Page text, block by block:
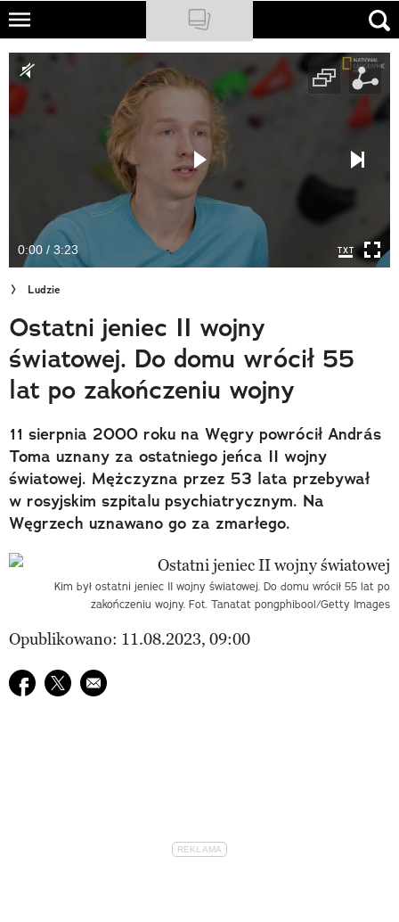
Skip
main
NATIONAL GEOGRAPHIC
Newsletter
Cuda Polski
Wielki Konkurs Fotograficzny
Trendbook Podróżniczy
Polecane
0:00 / 3:23
Ludzie
Ostatni jeniec II wojny
światowej. Do domu wrócił 55
lat po zakończeniu wojny
11 sierpnia 2000 roku na Węgry powrócił András
Toma uznany za ostatniego jeńca II wojny
światowej. Mężczyzna przez 53 lata przebywał
w rosyjskim szpitalu psychiatrycznym. Na
Węgrzech uznawano go za zmarłego.
Kim był ostatni jeniec II wojny światowej. Do domu wrócił 55 lat po
zakończeniu wojny. Fot. Tanatat pongphibool/Getty Images
Opublikowano: 11.08.2023, 09:00
Udostępnij na facebook
Udostępnij na twitter
E-mail do przyjaciela